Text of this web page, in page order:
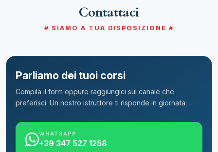
Contattaci
# SIAMO A TUA DISPOSIZIONE #
Parliamo dei tuoi corsi
Compila il form oppure raggiungici sul canale che
preferisci. Un nostro istruttore ti risponde in giornata.
WHATSAPP
+39 347 527 1258